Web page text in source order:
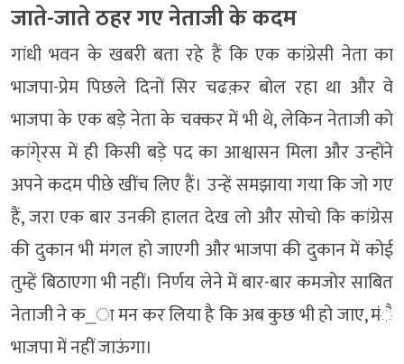
जाते-जाते ठहर गए नेताजी के कदम
गांधी भवन के खबरी बता रहे हैं कि एक कांग्रेसी नेता का
भाजपा-प्रेम पिछले दिनों सिर चढक़र बोल रहा था और वे
भाजपा के एक बड़े नेता के चक्कर में भी थे, लेकिन नेताजी को
कांगे्रस में ही किसी बड़े पद का आश्वासन मिला और उन्होंने
अपने कदम पीछे खींच लिए हैं। उन्हें समझाया गया कि जो गए
हैं, जरा एक बार उनकी हालत देख लो और सोचो कि कांग्रेस
की दुकान भी मंगल हो जाएगी और भाजपा की दुकान में कोई
तुम्हें बिठाएगा भी नहीं। निर्णय लेने में बार-बार कमजोर साबित
नेताजी ने क_ा मन कर लिया है कि अब कुछ भी हो जाए, मंै
भाजपा में नहीं जाऊंगा।